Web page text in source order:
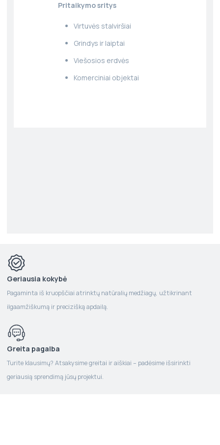
Pritaikymo sritys
Virtuvės stalviršiai
Grindys ir laiptai
Viešosios erdvės
Komerciniai objektai
Geriausia kokybė
Pagaminta iš kruopščiai atrinktų natūralių medžiagų, užtikrinant
ilgaamžiškumą ir precizišką apdailą.
Greita pagalba
Turite klausimų? Atsakysime greitai ir aiškiai – padėsime išsirinkti
geriausią sprendimą jūsų projektui.